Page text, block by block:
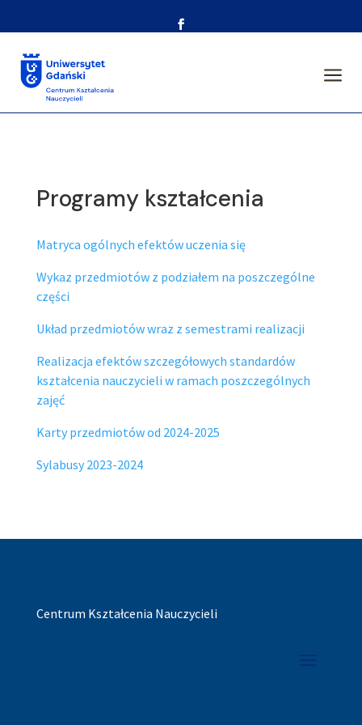
a
Programy kształcenia
Matryca ogólnych efektów uczenia się
Wykaz przedmiotów z podziałem na poszczególne
części
Układ przedmiotów wraz z semestrami realizacji
Realizacja efektów szczegółowych standardów
kształcenia nauczycieli w ramach poszczególnych
zajęć
Karty przedmiotów od 2024-2025
Sylabusy 2023-2024
Centrum Kształcenia Nauczycieli